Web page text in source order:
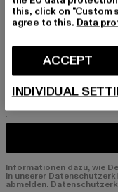
An welchen
MÄNNER
FRAUEN
E-MAIL
Informationen dazu, wie
in unserer
abmelden.
this, click on "Custom
agree to this. Data
ACCEPT
INDIVIDUAL